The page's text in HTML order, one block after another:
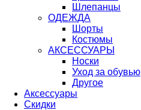
Шлепанцы
ОДЕЖДА
Шорты
Костюмы
АКСЕССУАРЫ
Носки
Уход за обувью
Другое
Аксессуары
Скидки